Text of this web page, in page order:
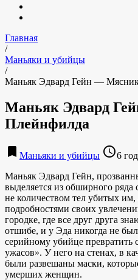
Главная
/
Маньяки и убийцы
/
Маньяк Эдвард Гейн —
Маньяк Эдвард
Плейнфилда
bookmark Маньяки и убийцы access_time6
Маньяк Эдвард Гейн,
выделяется из обширного
не количеством тел убитых
подробностями своих
городке, где все друг друга
отшибе, и у Эда никогда не
серийному убийце
ужасов». У него на стенах, в
были развешаны маски,
умерших женщин.